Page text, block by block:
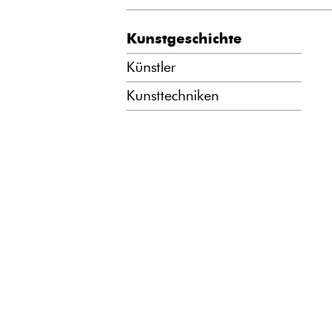
Kunstgeschichte
Künstler
Kunsttechniken